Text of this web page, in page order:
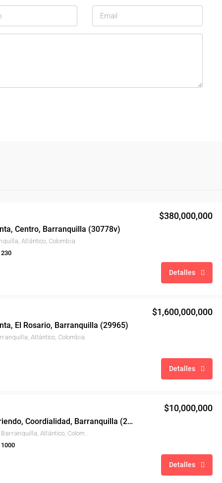
Centro, Barranquilla (30778v)
Atlántico, Colombia
230
$380,000,000
Detalles
El Rosario, Barranquilla (29965)
Atlántico, Colombia
$1,600,000,000
Detalles
Bodega Arriendo, Coordialidad, Barranquilla (27636)
Coordialidad, Barranquilla, Atlántico, Colombia
1000
$10,000,000
Detalles